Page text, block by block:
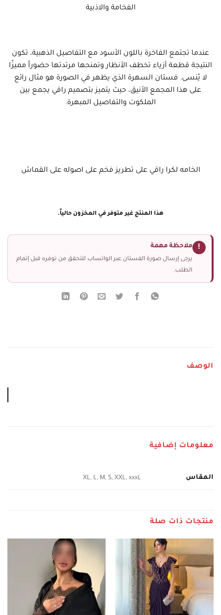
الفخامة والاذبية
عندما تجتمع الفاخرة باللون الأسود مع التفاصيل الذهبية، تكون
النتيجة قطعة أزياء تخطف الأنظار وتمنحها مرتدتها حضوراً مميزًا
لا يُنسى. فستان السهرة الذي يظهر في الصورة هو مثال رائع
على هذا المجمع الأنيق، حيث يتميز بتصميم راقي يجمع بين
الملكوت والتفاصيل المبهرة.
الخامه لكرا راقي على تطريز فخم على اصوله على القماش
هذا المنتج غير متوفر في المخزون حالياً.
! ملاحظة مهمة
يرجى إرسال صورة الفستان عبر الواتساب للتحقق من توفره قبل إتمام
الطلب.
الوصف
معلومات إضافية
المقاس XL, L, M, S, XXL, xxxL
منتجات ذات صلة